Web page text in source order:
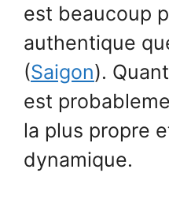
est beaucoup
authentique
(Saigon).
est
la plus propre
dynamique.